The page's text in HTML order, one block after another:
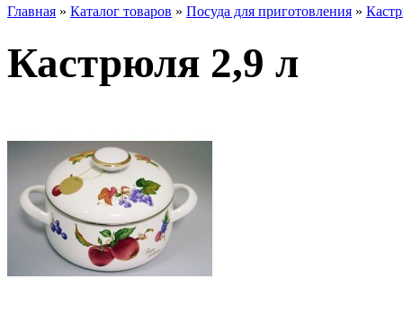
Главная » Каталог товаров » Посуда для приготовления »
Кастрюля 2,9 л